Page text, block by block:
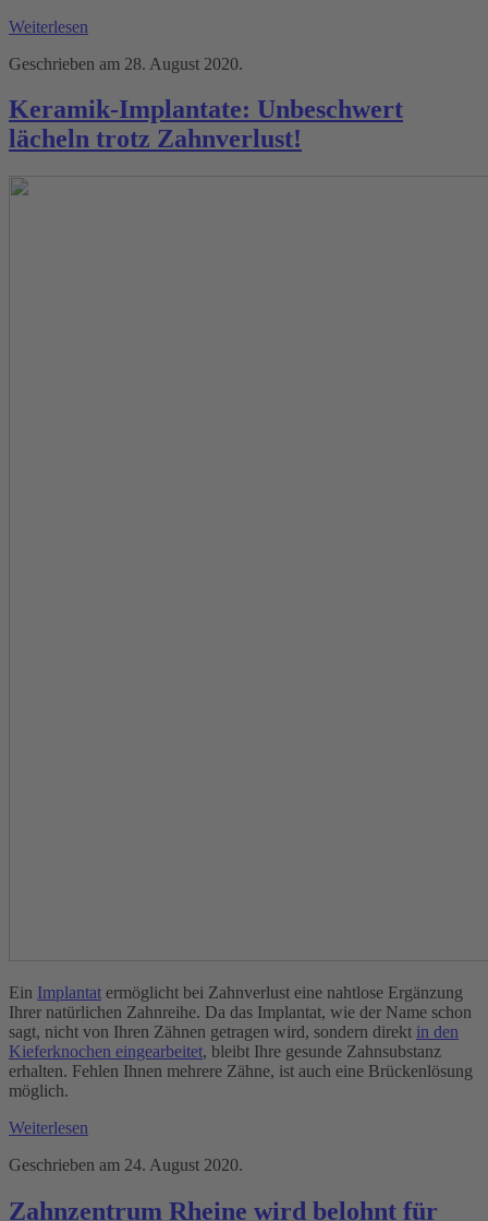
Weiterlesen
Geschrieben am 28. August 2020.
Keramik-Implantate: Unbeschwert
lächeln trotz Zahnverlust!
Ein Implantat ermöglicht bei Zahnverlust eine nahtlose Ergänzung
Ihrer natürlichen Zahnreihe. Da das Implantat, wie der Name schon
sagt, nicht von Ihren Zähnen getragen wird, sondern direkt in den
Kieferknochen eingearbeitet, bleibt Ihre gesunde Zahnsubstanz
erhalten. Fehlen Ihnen mehrere Zähne, ist auch eine Brückenlösung
möglich.
Weiterlesen
Geschrieben am 24. August 2020.
Zahnzentrum Rheine wird belohnt für